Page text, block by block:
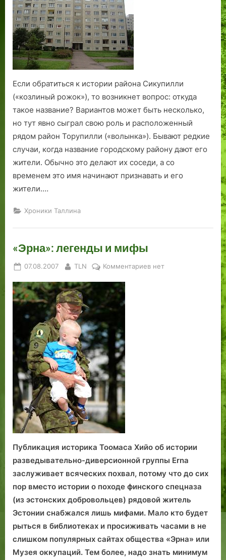
Если обратиться к истории района Сикупилли
(«козлиный рожок»), то возникнет вопрос: откуда
такое название? Вариантов может быть несколько,
но тут явно сыграл свою роль и расположенный
рядом район Торупилли («волынка»). Бывают редкие
случаи, когда название городскому району дают его
жители. Обычно это делают их соседи, а со
временем это имя начинают признавать и его
жители.…
Хроники Таллина
«Эрна»: легенды и мифы
Posted
07.08.2007 By
TLN Комментариевкнет
Публикация историка Тоомаса Хийо об истории
разведывательно-диверсионной группы Erna
заслуживает всяческих похвал, потому что до сих
пор вместо истории о походе финского спецназа
(из эстонских добровольцев) рядовой житель
Эстонии снабжался лишь мифами. Мало кто будет
рыться в библиотеках и просиживать часами в не
слишком популярных сайтах общества «Эрна» или
Музея оккупаций. Тем более, надо знать минимум